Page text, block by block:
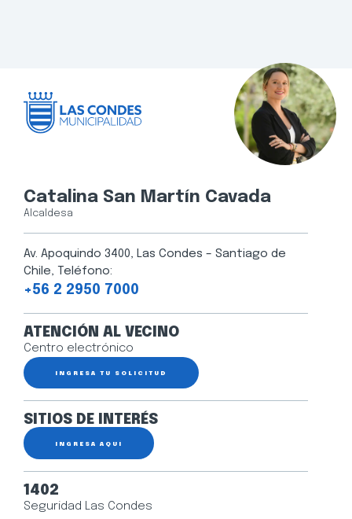
Catalina San Martín Cavada
Alcaldesa
Av. Apoquindo 3400, Las Condes – Santiago de
Chile, Teléfono:
+56 2 2950 7000
ATENCIÓN AL VECINO
Centro electrónico
INGRESA TU SOLICITUD
SITIOS DE INTERÉS
INGRESA AQUÍ
1402
Seguridad Las Condes